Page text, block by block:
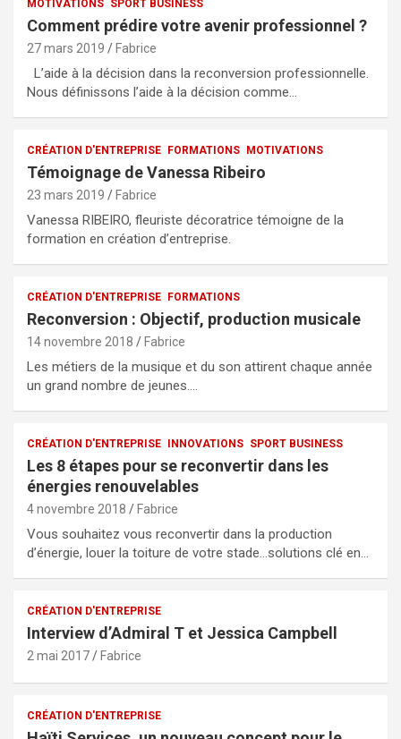
MOTIVATIONS SPORT BUSINESS
Comment prédire votre avenir professionnel ?
27 mars 2019 Fabrice
L’aide à la décision dans la reconversion professionnelle.
Nous définissons l’aide à la décision comme…
CRÉATION D'ENTREPRISE FORMATIONS MOTIVATIONS
Témoignage de Vanessa Ribeiro
23 mars 2019 Fabrice
Vanessa RIBEIRO, fleuriste décoratrice témoigne de la
formation en création d’entreprise.
CRÉATION D'ENTREPRISE FORMATIONS
Reconversion : Objectif, production musicale
14 novembre 2018 Fabrice
Les métiers de la musique et du son attirent chaque année
un grand nombre de jeunes.…
CRÉATION D'ENTREPRISE INNOVATIONS SPORT BUSINESS
Les 8 étapes pour se reconvertir dans les
énergies renouvelables
4 novembre 2018 Fabrice
Vous souhaitez vous reconvertir dans la production
d’énergie, louer la toiture de votre stade…solutions clé en…
CRÉATION D'ENTREPRISE
Interview d’Admiral T et Jessica Campbell
2 mai 2017 Fabrice
CRÉATION D'ENTREPRISE